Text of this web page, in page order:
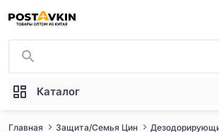
Перейти к основному содержимому
Каталог
Главная Защита/Семья Цин